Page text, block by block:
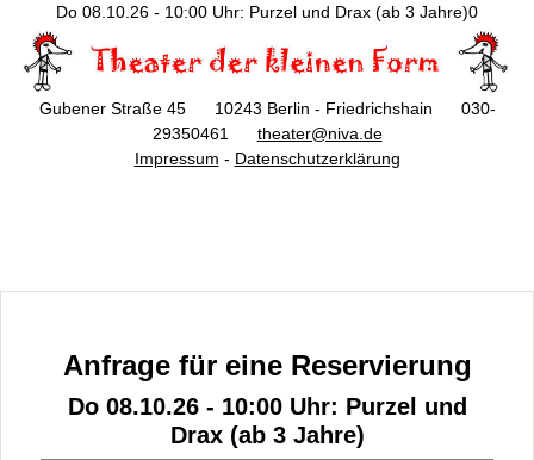
Do 08.10.26 - 10:00 Uhr: Purzel und Drax (ab 3 Jahre)0
Gubener Straße 45 10243 Berlin - Friedrichshain 030-
29350461 theater@niva.de
Impressum - Datenschutzerklärung
Anfrage für eine Reservierung
Do 08.10.26 - 10:00 Uhr: Purzel und
Drax (ab 3 Jahre)